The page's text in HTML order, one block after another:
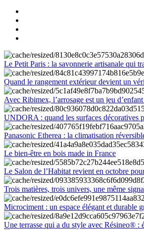
Le Petit Paris : la savonnerie artisanale qui
Quand le rangement extérieur devient un
Avec Ribimex, l’arrosage est un jeu
UNDORA : quand les surfaces décoratives
Panasonic Etherea : la climatisation
Le bien-être en bois made in France
Le Salon de l’Habitat revient en octobre
Trois matières, trois univers, une même
Microciment : un espace élégant et durable
Une terrasse qui a du style avec Résineo®